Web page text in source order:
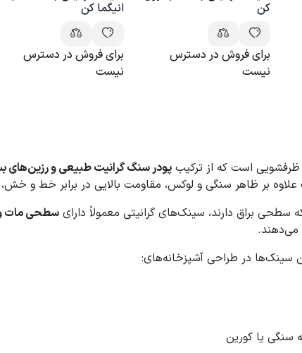
کن
برای فروش در دسترس
نیست
انیگما کن
برای فروش در دسترس
نیست
است که از ترکیب پودر سنگ گرانیت طبیعی و رزین‌های
بر ظاهر سنگی و لوکس، مقاومت بالایی در برابر خط و
براق دارند، سینک‌های گرانیتی معمولاً دارای سطحی مات
می‌دهند.
سینک‌ها در طراحی آشپزخانه‌های:
سنگی یا کورین